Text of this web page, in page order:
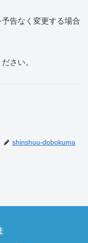
告なく変更する場合
さい。
shinshuu-dobokuma